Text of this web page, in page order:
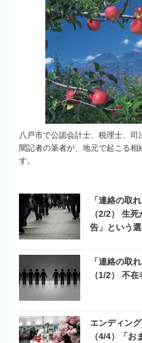
八戸市で公認会計士、税理士、
聞記者の筆者が、地元で起こる相
す。
「連絡の取
（2/2） 生
告」という
「連絡の取
（1/2） 不
エンディン
（4/4）「